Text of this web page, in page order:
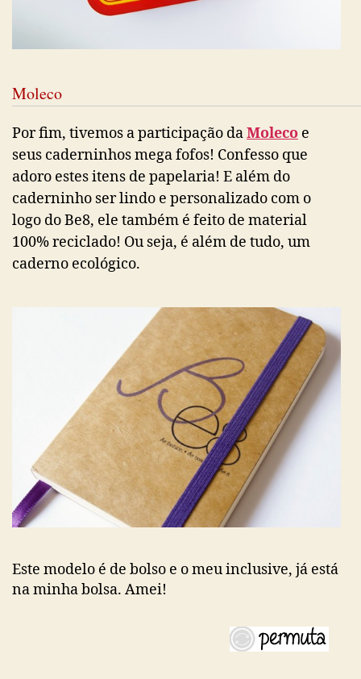
Moleco
Por fim, tivemos a participação daMoleco e
seus caderninhos mega fofos! Confesso que
adoro estes itens de papelaria! E além do
caderninho ser lindo e personalizado com o
logo do Be8, ele também é feito de material
100% reciclado! Ou seja, é além de tudo, um
caderno ecológico.
Este modelo é de bolso e o meu inclusive, já está
na minha bolsa. Amei!